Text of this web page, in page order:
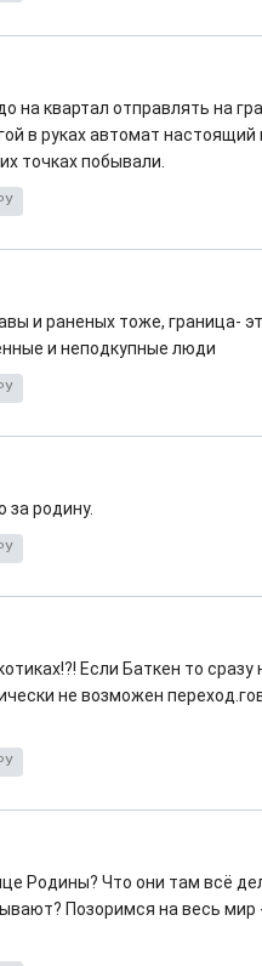
на квартал отправлять на
в руках автомат
точках побывали.
и раненых тоже, граница-
и неподкупные люди
за родину.
Если Баткен то
не возможен
Родины? Что они там всё
Позоримся на весь мир